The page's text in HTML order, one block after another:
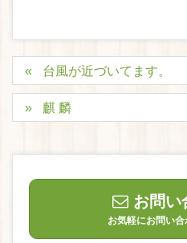
台風が近づいてます。
麒 麟
お問い
お気軽にお問い合